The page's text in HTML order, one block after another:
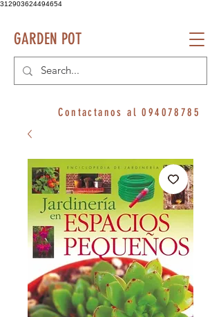
312903624494654
GARDEN POT
Contactanos al094078785